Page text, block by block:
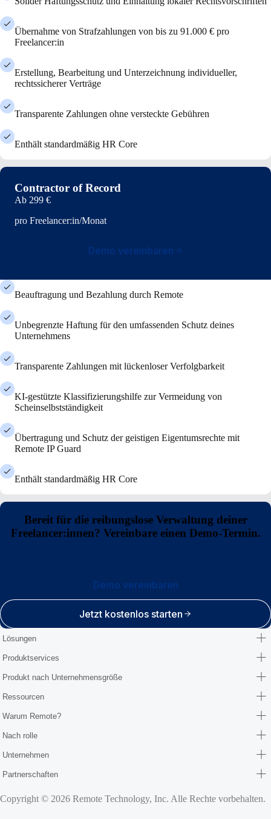
Übernahme von Strafzahlungen von bis zu 91.000 € pro
Freelancer:in
Erstellung, Bearbeitung und Unterzeichnung individueller,
rechtssicherer Verträge
Transparente Zahlungen ohne versteckte Gebühren
Enthält standardmäßig HR Core
Contractor of Record
Ab 299 €
pro Freelancer:in/Monat
Demo vereinbaren
Beauftragung und Bezahlung durch Remote
Unbegrenzte Haftung für den umfassenden Schutz deines
Unternehmens
Transparente Zahlungen mit lückenloser Verfolgbarkeit
KI-gestützte Klassifizierungshilfe zur Vermeidung von
Scheinselbstständigkeit
Übertragung und Schutz der geistigen Eigentumsrechte mit
Remote IP Guard
Enthält standardmäßig HR Core
Bereit für die reibungslose Verwaltung deiner
Freelancer:innen? Vereinbare einen Demo-Termin.
Demo vereinbaren
Jetzt kostenlos starten
Lösungen
Produktservices
Produkt nach Unternehmensgröße
Ressourcen
Warum Remote?
Nach rolle
Unternehmen
Partnerschaften
Copyright © 2026 Remote Technology, Inc. Alle Rechte vorbehalten.